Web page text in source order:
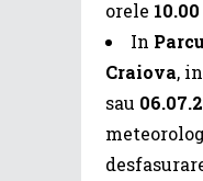
orele
In
Craiova,
sau